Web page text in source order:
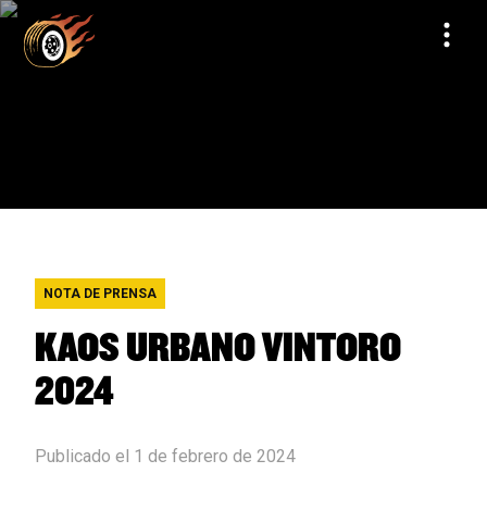
NOTA DE PRENSA
KAOS URBANO VINTORO
2024
Publicado el 1 de febrero de 2024